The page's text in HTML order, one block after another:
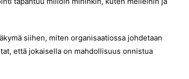
siihen, miten organisaatiossa johdetaan
että jokaisella on mahdollisuus onnistua